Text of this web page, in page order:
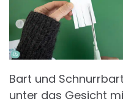
Bart und
unter das Gesicht